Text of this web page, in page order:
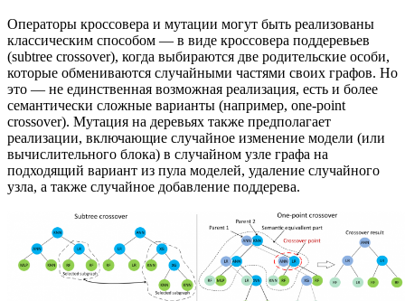
Операторы кроссовера и мутации могут быть реализованы
классическим способом — в виде кроссовера поддеревьев
(subtree crossover), когда выбираются две родительские особи,
которые обмениваются случайными частями своих графов. Но
это — не единственная возможная реализация, есть и более
семантически сложные варианты (например, one-point
crossover). Мутация на деревьях также предполагает
реализации, включающие случайное изменение модели (или
вычислительного блока) в случайном узле графа на
подходящий вариант из пула моделей, удаление случайного
узла, а также случайное добавление поддерева.